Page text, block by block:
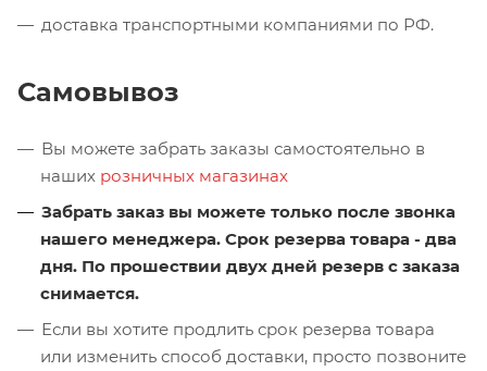
доставка транспортными компаниями по РФ.
Самовывоз
Вы можете забрать заказы самостоятельно в
наших розничных магазинах
Забрать заказ вы можете только после звонка
нашего менеджера. Срок резерва товара - два
дня. По прошествии двух дней резерв с заказа
снимается.
Если вы хотите продлить срок резерва товара
или изменить способ доставки, просто позвоните